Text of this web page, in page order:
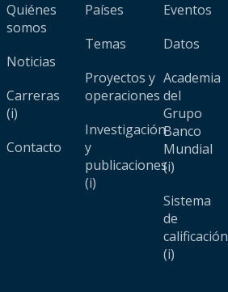
Quiénes
somos
Noticias
Carreras
(i)
Contacto
Países
Temas
Proyectos y
operaciones
Investigación
y
publicaciones
(i)
Eventos
Datos
Academia
del
Grupo
Banco
Mundial
(i)
Sistema
de
calificación
(i)